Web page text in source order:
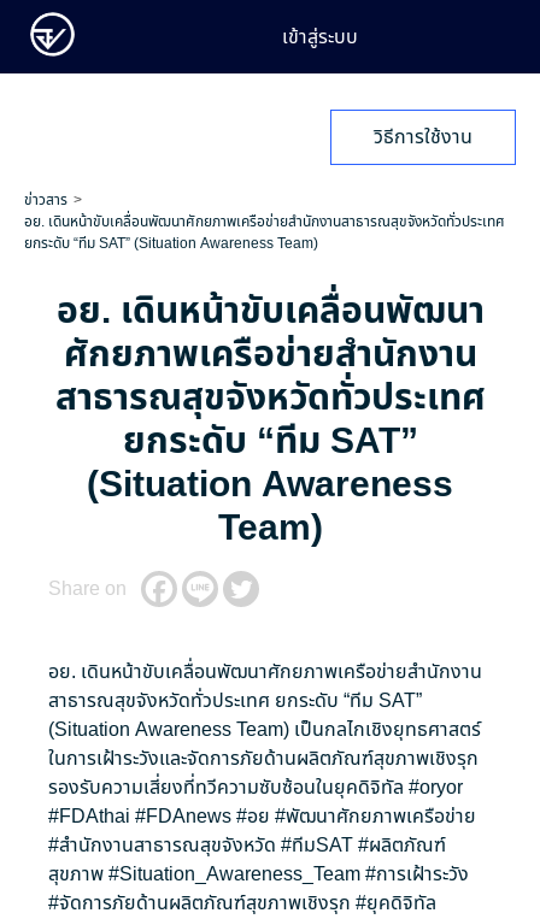
เข้าสู่ระบบ
วิธีการใช้งาน
ข่าวสาร
อย. เดินหน้าขับเคลื่อนพัฒนาศักยภาพเครือข่ายสำนักงานสาธารณสุขจังหวัดทั่วประเทศ
ยกระดับ “ทีม SAT” (Situation Awareness Team)
อย. เดินหน้าขับเคลื่อนพัฒนา
ศักยภาพเครือข่ายสำนักงาน
สาธารณสุขจังหวัดทั่วประเทศ
ยกระดับ “ทีม SAT”
(Situation Awareness
Team)
Share on
อย. เดินหน้าขับเคลื่อนพัฒนาศักยภาพเครือข่ายสำนักงาน
สาธารณสุขจังหวัดทั่วประเทศ ยกระดับ “ทีม SAT”
(Situation Awareness Team) เป็นกลไกเชิงยุทธศาสตร์
ในการเฝ้าระวังและจัดการภัยด้านผลิตภัณฑ์สุขภาพเชิงรุก
รองรับความเสี่ยงที่ทวีความซับซ้อนในยุคดิจิทัล #oryor
#FDAthai #FDAnews#อย #พัฒนาศักยภาพเครือข่าย
#สำนักงานสาธารณสุขจังหวัด #ทีมSAT#ผลิตภัณฑ์
สุขภาพ#Situation_Awareness_Team#การเฝ้าระวัง
#จัดการภัยด้านผลิตภัณฑ์สุขภาพเชิงรุก #ยุคดิจิทัล